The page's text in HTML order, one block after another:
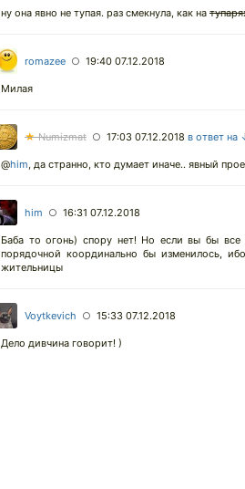
ну она явно не тупая. раз смекнула, как на
romazee ○ 19:40 07.12.2018
Милая
★Numizmat ○ 17:03 07.12.2018 в ответ на
@him, да странно, кто думает иначе.. явный
him ○ 16:31 07.12.2018
Баба то огонь) спору нет! Но если вы бы
порядочной координально бы изменилось,
жительницы
Voytkevich ○ 15:33 07.12.2018
Дело дивчина говорит! )